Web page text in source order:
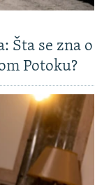
Šta se zna o
Potoku?